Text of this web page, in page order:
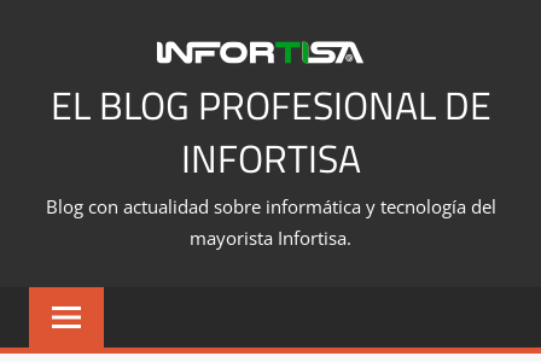
contenidoEL BLOG PROFESIONAL DE
INFORTISA
Blog con actualidad sobre informática y tecnología del
mayorista Infortisa.